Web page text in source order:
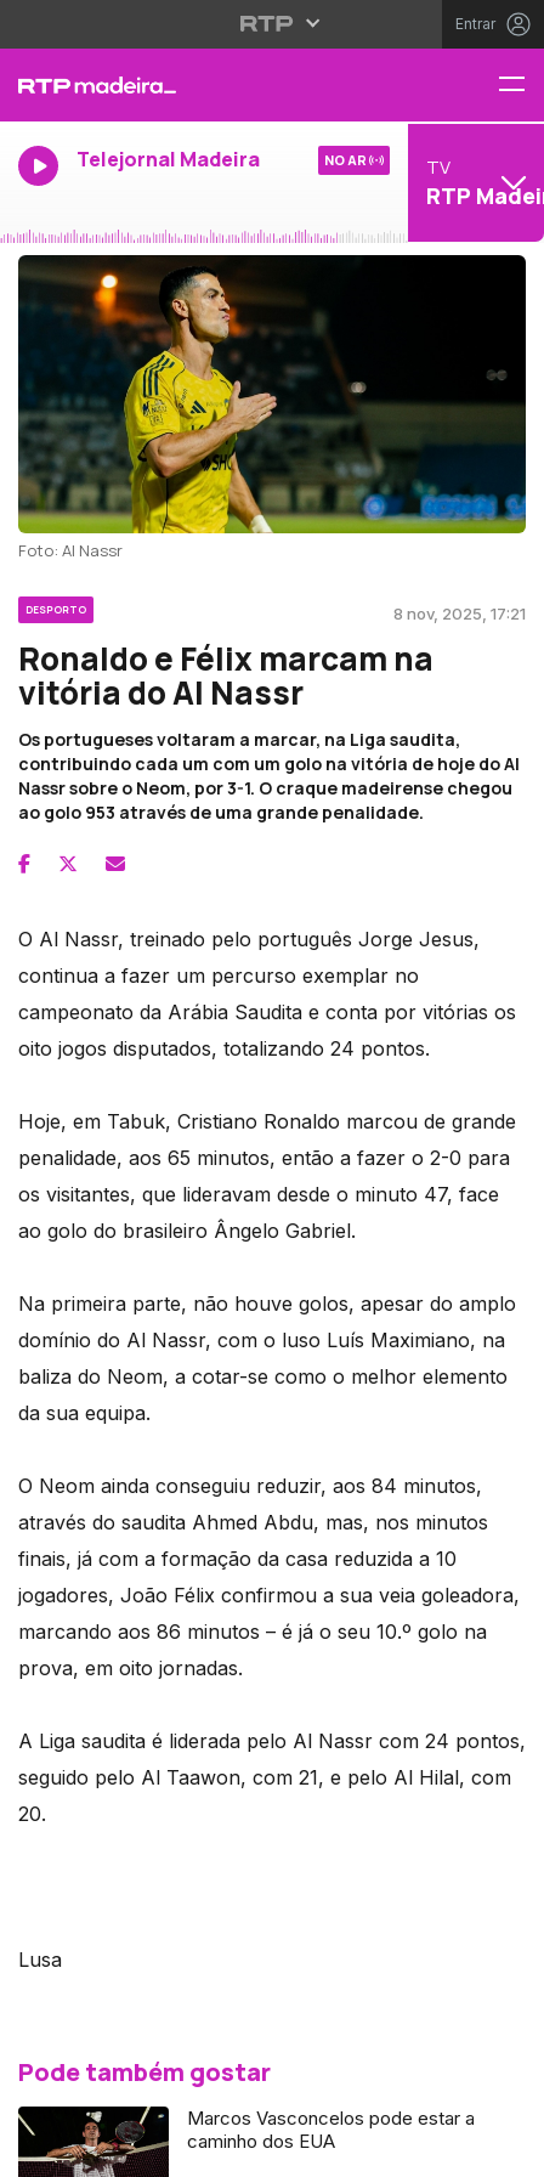
Entrar
Telejornal Madeira NO AR TV
RTP
Foto: Al Nassr
DESPORTO 8 nov, 2025, 17:21
Ronaldo e Félix marcam na
vitória do Al Nassr
Os portugueses voltaram a marcar, na Liga saudita,
contribuindo cada um com um golo na vitória de hoje do Al
Nassr sobre o Neom, por 3-1. O craque madeirense chegou
ao golo 953 através de uma grande penalidade.
O Al Nassr, treinado pelo português Jorge Jesus,
continua a fazer um percurso exemplar no
campeonato da Arábia Saudita e conta por vitórias os
oito jogos disputados, totalizando 24 pontos.
Hoje, em Tabuk, Cristiano Ronaldo marcou de grande
penalidade, aos 65 minutos, então a fazer o 2-0 para
os visitantes, que lideravam desde o minuto 47, face
ao golo do brasileiro Ângelo Gabriel.
Na primeira parte, não houve golos, apesar do amplo
domínio do Al Nassr, com o luso Luís Maximiano, na
baliza do Neom, a cotar-se como o melhor elemento
da sua equipa.
O Neom ainda conseguiu reduzir, aos 84 minutos,
através do saudita Ahmed Abdu, mas, nos minutos
finais, já com a formação da casa reduzida a 10
jogadores, João Félix confirmou a sua veia goleadora,
marcando aos 86 minutos – é já o seu 10.º golo na
prova, em oito jornadas.
A Liga saudita é liderada pelo Al Nassr com 24 pontos,
seguido pelo Al Taawon, com 21, e pelo Al Hilal, com
20.
Lusa
Pode também gostar
Marcos Vasconcelos pode estar a
caminho dos EUA